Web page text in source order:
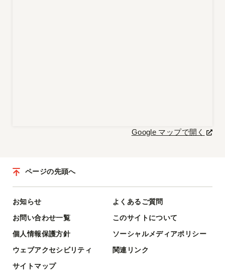
Google マップで開く
お知らせ
よくあるご質問
お問い合わせ一覧
このサイトについて
個人情報保護方針
ソーシャルメディアポリシー
ウェブアクセシビリティ
関連リンク
サイトマップ
ページの先頭へ